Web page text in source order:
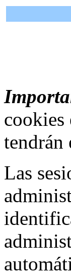
cookies
tendrán
Las